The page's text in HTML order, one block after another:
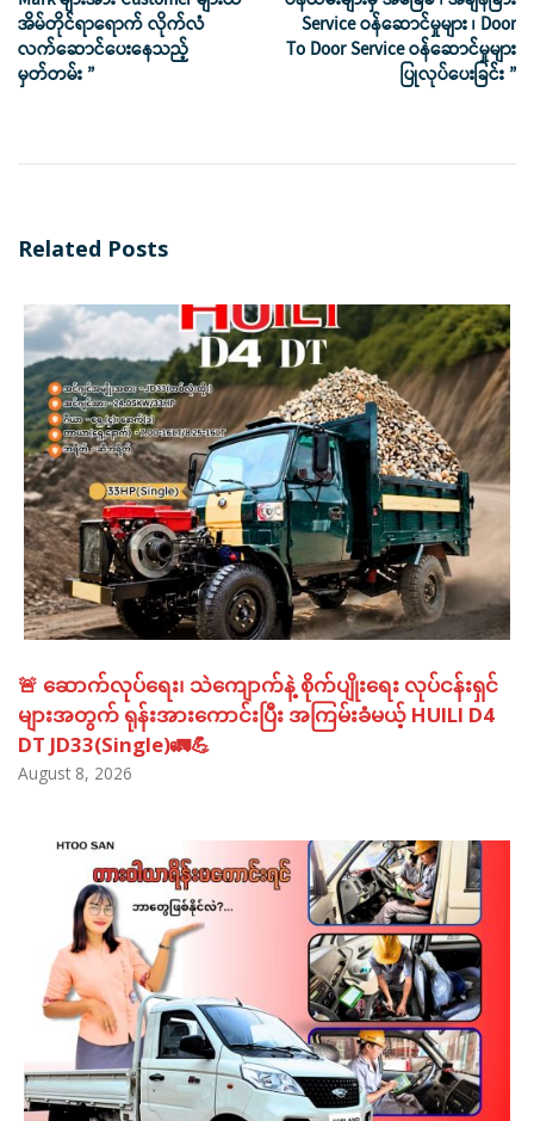
အိမ်တိုင်ရာရောက် လိုက်လံ
လက်ဆောင်ပေးနေသည့်
မှတ်တမ်း ”
Service ဝန်ဆောင်မှုများ ၊ Door
To Door Service ဝန်ဆောင်မှုများ
ပြုလုပ်ပေးခြင်း ”
Related Posts
🚨 ဆောက်လုပ်ရေး၊ သဲကျောက်နဲ့ စိုက်ပျိုးရေး လုပ်ငန်းရှင်
များအတွက် ရုန်းအားကောင်းပြီး အကြမ်းခံမယ့် HUILI D4
DT JD33(Single)🚛💪
August 8, 2026